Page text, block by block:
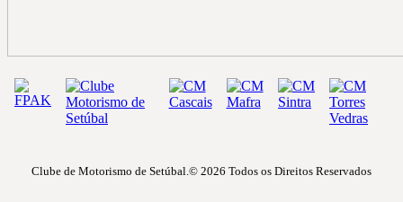
Clube de Motorismo de Setúbal.© 2026 Todos os Direitos Reservados